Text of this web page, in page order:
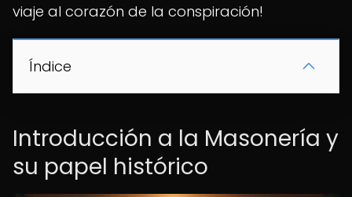
viaje al corazón de la conspiración!
Índice
Introducción a la Masonería y
su papel histórico